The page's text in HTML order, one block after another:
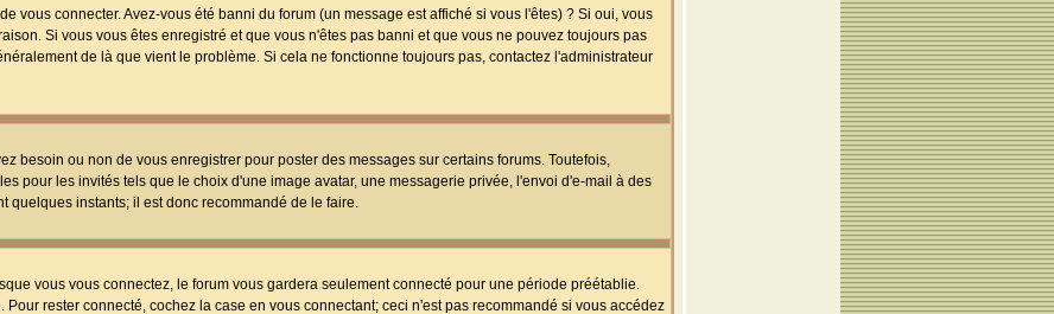
vous connecter. Avez-vous été banni du forum (un message est affiché si vous l'êtes) ? Si oui, vous
Si vous vous êtes enregistré et que vous n'êtes pas banni et que vous ne pouvez toujours pas
de là que vient le problème. Si cela ne fonctionne toujours pas, contactez l'administrateur
besoin ou non de vous enregistrer pour poster des messages sur certains forums. Toutefois,
pour les invités tels que le choix d'une image avatar, une messagerie privée, l'envoi d'e-mail à des
quelques instants; il est donc recommandé de le faire.
vous vous connectez, le forum vous gardera seulement connecté pour une période préétablie.
rester connecté, cochez la case en vous connectant; ceci n'est pas recommandé si vous accédez